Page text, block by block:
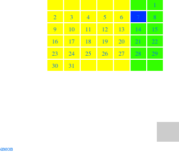
1
2
3 4 5 6 7
8
9
10 11 12 13 14
15
16
17 18 19 20 21
22
23
24 25 26 27 28
29
30
31